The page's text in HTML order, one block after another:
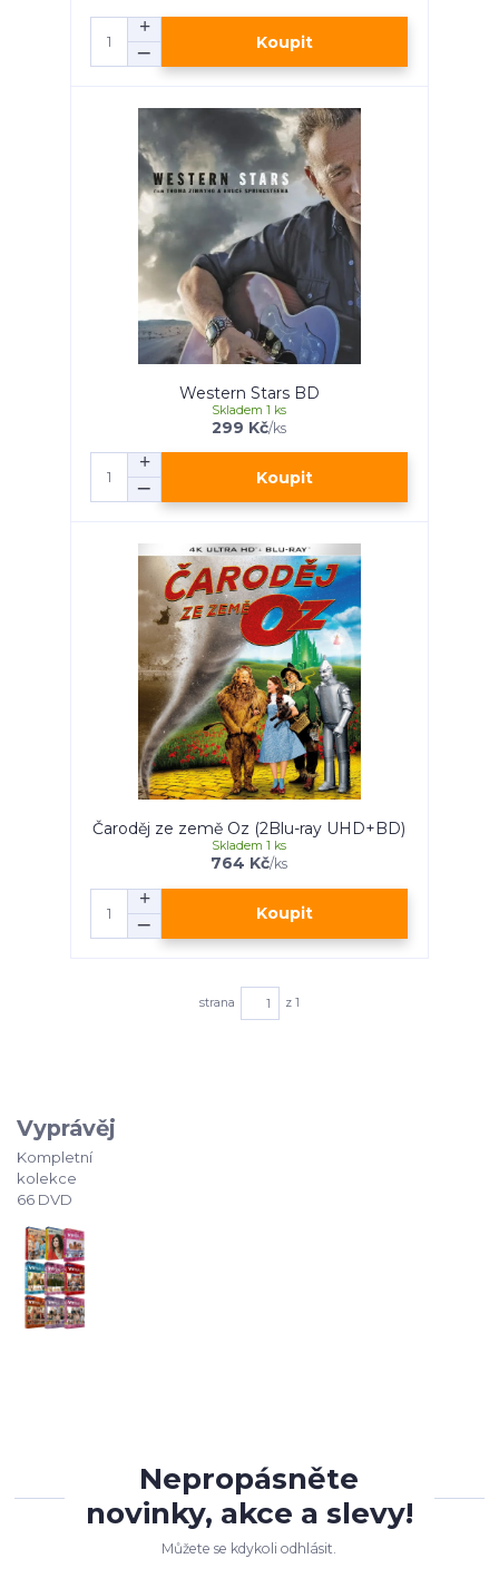
Vyprávěj
Kompletní
kolekce
66 DVD
Koupit
Western Stars BD
299 Kč/ks
Skladem 1 ks
Koupit
Čaroděj ze země Oz (2Blu-ray UHD+BD)
764 Kč/ks
Skladem 1 ks
Koupit
strana z 1
Nepropásněte
novinky, akce a slevy!
Můžete se kdykoli odhlásit.